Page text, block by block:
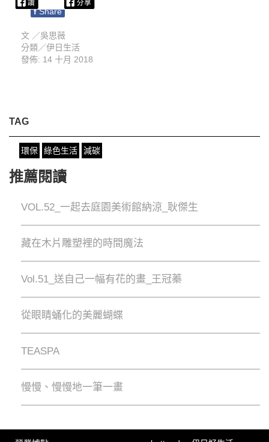
f Share
文 ／吳思薇
分類／伊日生活
發佈: 14 十月 2018
TAG
環保 綠色生活 減碳
推薦閱讀
VOL.52_一起去庭園美術館納涼_耿傑生
藏在木片雕塑裡的時間魔法
Vol.51_送自己一幅有花的畫_王冠蓁
從眼睛蛹化的美麗蝴蝶
TEASPA
慢慢、慢慢地⼀筆⼀畫